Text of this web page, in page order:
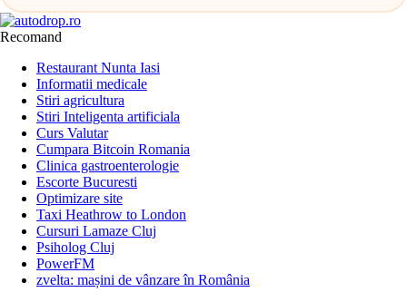
Recomand
Restaurant Nunta Iasi
Informatii medicale
Stiri agricultura
Stiri Inteligenta artificiala
Curs Valutar
Cumpara Bitcoin Romania
Clinica gastroenterologie
Escorte Bucuresti
Optimizare site
Taxi Heathrow to London
Cursuri Lamaze Cluj
Psiholog Cluj
PowerFM
zvelta: mașini de vânzare în România